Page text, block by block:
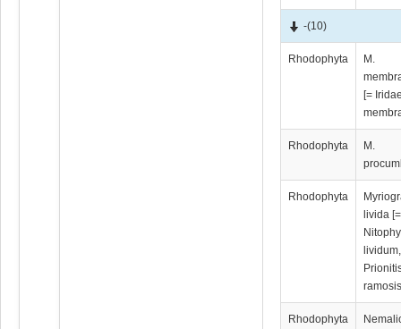
-(10)
Rhodophyta
M.
[=
Rhodophyta
M.
Rhodophyta
livida [=
lividum,
Rhodophyta